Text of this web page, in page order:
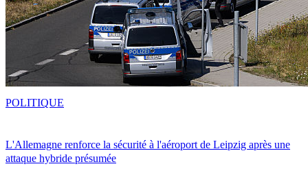
L'Allemagne renforce la sécurité à l'aéroport de Leipzig après une
attaque hybride présumée
POLITIQUE